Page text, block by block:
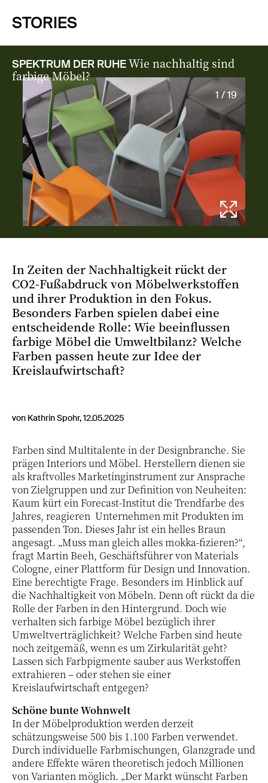
STORIES
SPEKTRUM DER RUHEWie nachhaltig sind
farbige Möbel?
1 / 19
In Zeiten der Nachhaltigkeit rückt der
CO2-Fußabdruck von Möbelwerkstoffen
und ihrer Produktion in den Fokus.
Besonders Farben spielen dabei eine
entscheidende Rolle: Wie beeinflussen
farbige Möbel die Umweltbilanz? Welche
Farben passen heute zur Idee der
Kreislaufwirtschaft?
von Kathrin Spohr, 12.05.2025
Farben sind Multitalente in der Designbranche. Sie
prägen Interiors und Möbel. Herstellern dienen sie
als kraftvolles Marketinginstrument zur Ansprache
von Zielgruppen und zur Definition von Neuheiten:
Kaum kürt ein Forecast-Institut die Trendfarbe des
Jahres, reagieren Unternehmen mit Produkten im
passenden Ton. Dieses Jahr ist ein helles Braun
angesagt. „Muss man gleich alles mokka-fizieren?“,
fragt Martin Beeh, Geschäftsführer von Materials
Cologne, einer Plattform für Design und Innovation.
Eine berechtigte Frage. Besonders im Hinblick auf
die Nachhaltigkeit von Möbeln. Denn oft rückt da die
Rolle der Farben in den Hintergrund. Doch wie
verhalten sich farbige Möbel bezüglich ihrer
Umweltverträglichkeit? Welche Farben sind heute
noch zeitgemäß, wenn es um Zirkularität geht?
Lassen sich Farbpigmente sauber aus Werkstoffen
extrahieren – oder stehen sie einer
Kreislaufwirtschaft entgegen?
Schöne bunte Wohnwelt
In der Möbelproduktion werden derzeit
schätzungsweise 500 bis 1.100 Farben verwendet.
Durch individuelle Farbmischungen, Glanzgrade und
andere Effekte wären theoretisch jedoch Millionen
von Varianten möglich. „Der Markt wünscht Farben